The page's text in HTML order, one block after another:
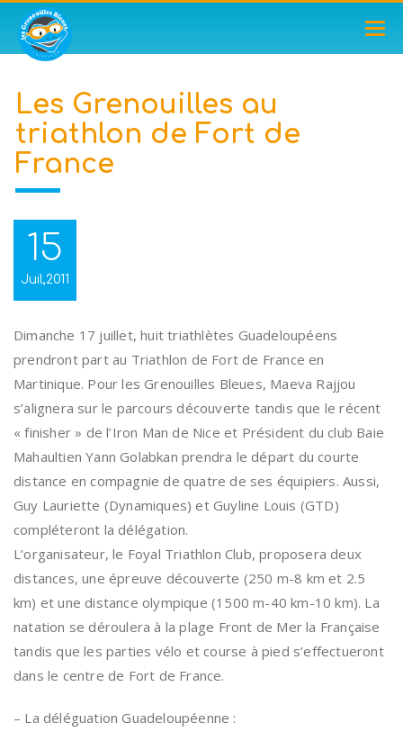
Les Grenouilles au
triathlon de Fort de
France
15
Juil,2011
Dimanche 17 juillet, huit triathlètes Guadeloupéens
prendront part au Triathlon de Fort de France en
Martinique. Pour les Grenouilles Bleues, Maeva Rajjou
s’alignera sur le parcours découverte tandis que le récent
« finisher » de l’Iron Man de Nice et Président du club Baie
Mahaultien Yann Golabkan prendra le départ du courte
distance en compagnie de quatre de ses équipiers. Aussi,
Guy Lauriette (Dynamiques) et Guyline Louis (GTD)
compléteront la délégation.
L’organisateur, le Foyal Triathlon Club, proposera deux
distances, une épreuve découverte (250 m-8 km et 2.5
km) et une distance olympique (1500 m-40 km-10 km). La
natation se déroulera à la plage Front de Mer la Française
tandis que les parties vélo et course à pied s’effectueront
dans le centre de Fort de France.
– La déléguation Guadeloupéenne :